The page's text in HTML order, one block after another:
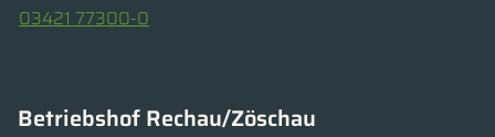
03421 77300-0
Betriebshof Rechau/Zöschau